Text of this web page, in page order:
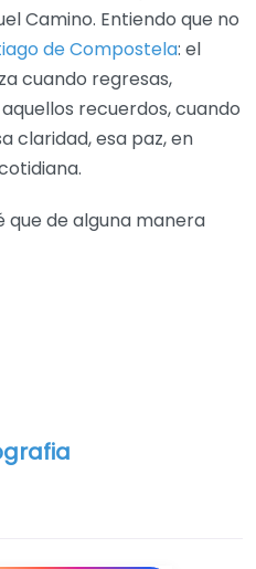
Camino. Entiendo que no
de Compostela: el
cuando regresas,
recuerdos, cuando
claridad, esa paz, en
que de alguna manera